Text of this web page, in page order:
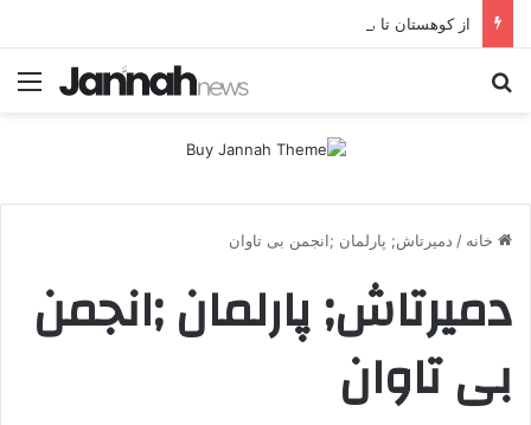
از کوهستان تا میز مذاکره؛ پژاک یک‌شبه «دموکرات» شد!
خانه / دمیرتاش; پارلمان ;انجمن بی تاوان
دمیرتاش; پارلمان ;انجمن
بی تاوان